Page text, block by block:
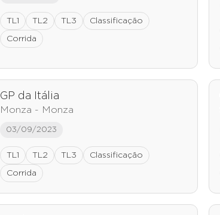
TL1 TL2 TL3 Classificação
Corrida
GP da Itália
Monza - Monza
03/09/2023
TL1 TL2 TL3 Classificação
Corrida